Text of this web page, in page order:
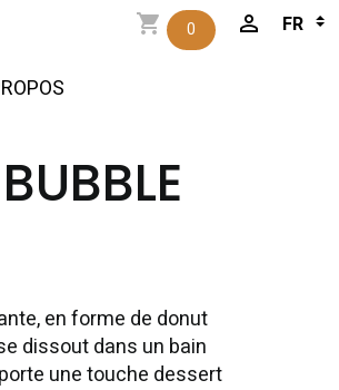
0
en forme de donut
dissout dans un bain
une touche dessert